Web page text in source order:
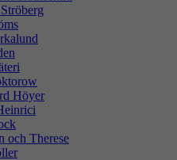
Höyer
och Therese